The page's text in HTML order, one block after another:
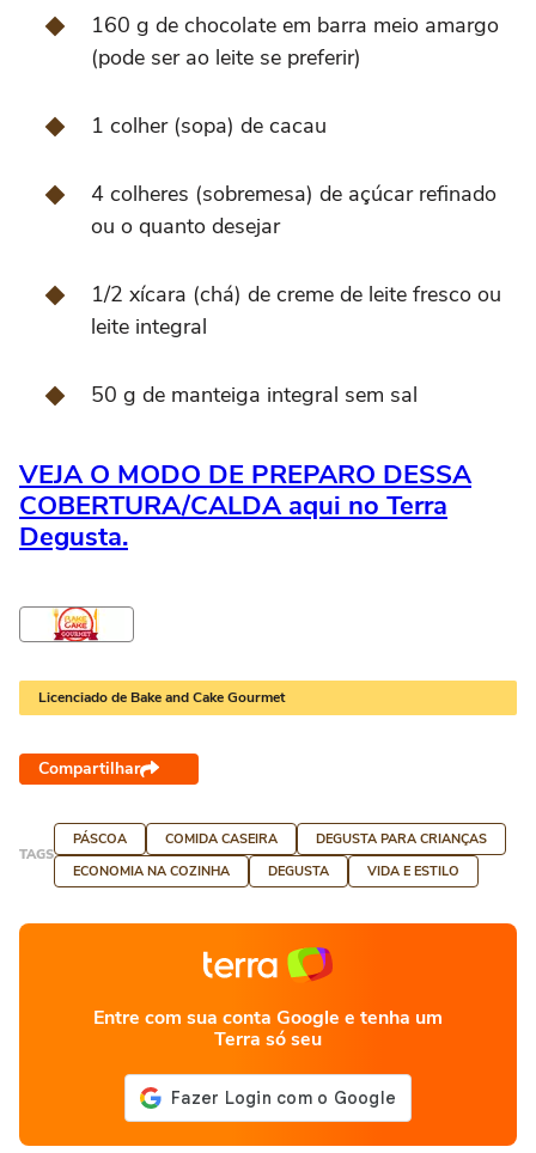
160 g de chocolate em barra meio amargo
(pode ser ao leite se preferir)
1 colher (sopa) de cacau
4 colheres (sobremesa) de açúcar refinado
ou o quanto desejar
1/2 xícara (chá) de creme de leite fresco ou
leite integral
50 g de manteiga integral sem sal
VEJA O MODO DE PREPARO DESSA
COBERTURA/CALDA aqui no Terra
Degusta.
Licenciado de Bake and Cake Gourmet
Compartilhar
TAGS
PÁSCOA COMIDA CASEIRA
DEGUSTA PARA CRIANÇAS
ECONOMIA NA COZINHA
DEGUSTA VIDA E ESTILO
Entre com sua conta Google e tenha um
Terra só seu